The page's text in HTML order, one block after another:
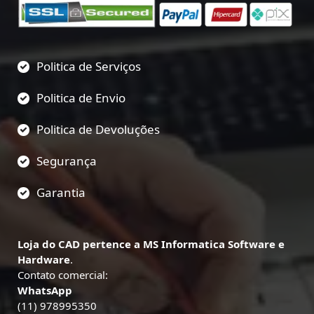
Politica de Serviços
Politica de Envio
Politica de Devoluções
Segurança
Garantia
Loja do CAD pertence a MS Informatica Software e
Hardware.
Contato comercial:
WhatsApp
(11) 978995350